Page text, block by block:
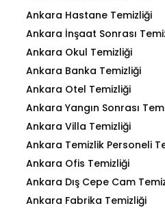
Ankara Hastane Temizliği
Ankara İnşaat Sonrası
Ankara Okul Temizliği
Ankara Banka Temizliği
Ankara Otel Temizliği
Ankara Yangın Sonrası
Ankara Villa Temizliği
Ankara Temizlik Personeli
Ankara Ofis Temizliği
Ankara Dış Cepe Cam
Ankara Fabrika Temizliği